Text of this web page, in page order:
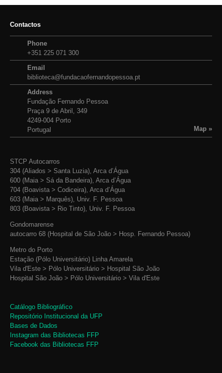
Contactos
Phone
+351 225 071 300
Email
biblioteca@fundacaofernandopessoa.pt
Address
Fundação Fernando Pessoa
Praça 9 de Abril, 349
4249-004 Porto
Portugal
Map »
STCP Autocarros
304 (Aliados > Santa Luzia), Arca d’Água
600 (Maia > Sá da Bandeira), Arca d’Água
704 (Boavista > Codiceira), Arca d’Água
603 (Maia > Marquês), Univ. F. Pessoa
803 (Boavista > Rio Tinto), Univ. F. Pessoa
Gondomarense
autocarro 68 (Hospital de São João > Hosp. Fernando Pessoa)
Metro do Porto
Estação (Pólo Universitário) Linha Amarela
Vila d'Este > Pólo Universitário > Hospital São João
Hospital São João > Pólo Universitário > Vila d'Este
Catálogo Bibliográfico
Repositório Institucional da UFP
Bases de Dados
Instagram das Bibliotecas FFP
Facebook das Bibliotecas FFP